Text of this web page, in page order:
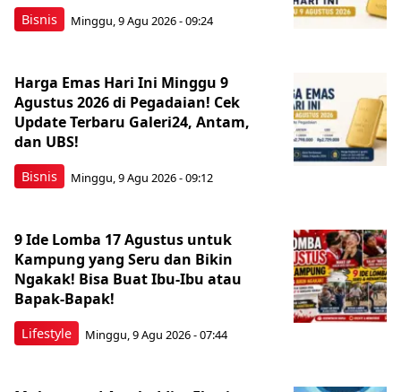
Bisnis Minggu, 9 Agu 2026 - 09:24
Bisnis
Harga Emas Hari Ini Minggu 9
Agustus 2026 di Pegadaian! Cek
Update Terbaru Galeri24, Antam,
dan UBS!
Minggu, 9 Agu 2026 - 09:12
Lifestyle
9 Ide Lomba 17 Agustus untuk
Kampung yang Seru dan Bikin
Ngakak! Bisa Buat Ibu-Ibu atau
Bapak-Bapak!
Minggu, 9 Agu 2026 - 07:44